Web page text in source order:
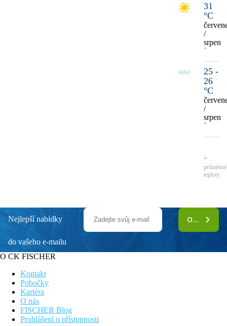
31
°C
/
srpen
*
25 -
26
°C
/
srpen
*
*
průměrné
teploty
Nejlepší nabídky
do vašeho e-mailu
ODEBÍRAT
O CK FISCHER
Kontakt
Pobočky
Kariéra
O nás
FISCHER Blog
Prohlášení o přístupnosti